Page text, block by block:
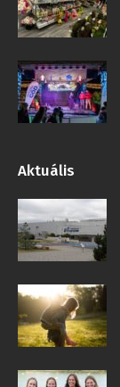
Aktuális